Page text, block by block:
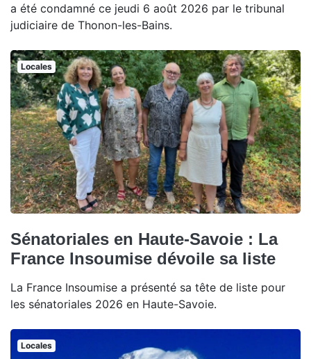
a été condamné ce jeudi 6 août 2026 par le tribunal
judiciaire de Thonon-les-Bains.
Locales
Sénatoriales en Haute-Savoie : La
France Insoumise dévoile sa liste
La France Insoumise a présenté sa tête de liste pour
les sénatoriales 2026 en Haute-Savoie.
Locales